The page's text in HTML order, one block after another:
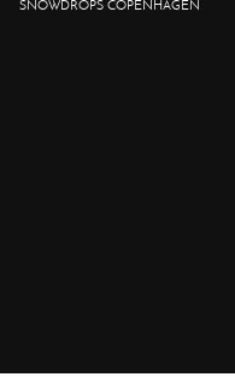
SNOWDROPS COPENHAGEN